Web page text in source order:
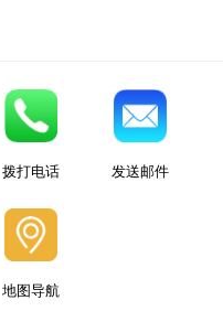
拨打电话 发送邮件
地图导航